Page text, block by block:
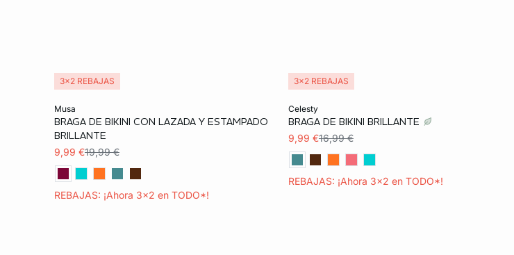
musa
BRAGA DE BIKINI CON LAZADA Y ESTAMPADO
BRILLANTE
9,99 €19,99 €
REBAJAS: ¡Ahora 3x2 en TODO*!
3x2 REBAJAS
40
celesty
BRAGA DE BIKINI BRILLANTE
9,99 €16,99 €
REBAJAS: ¡Ahora 3x2 en TODO*!
3x2 REBAJAS